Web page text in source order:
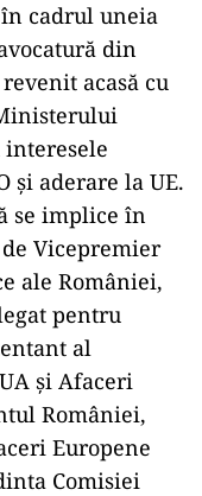
în cadrul uneia
din
acasă cu
și aderare la UE.
se implice în
Vicepremier
ale României,
pentru
al
și Afaceri
României,
Europene
Comisiei